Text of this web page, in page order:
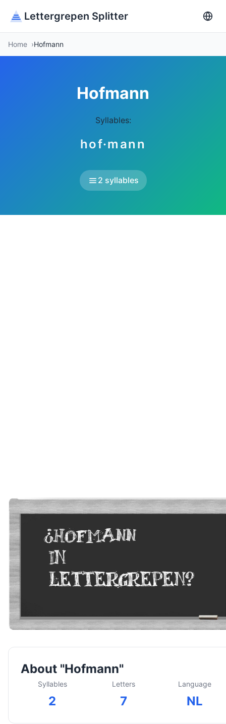
Lettergrepen Splitter
Home Hofmann
Hofmann
Syllables:
hof·mann
2 syllables
About "Hofmann"
Syllables
2
Letters
7
Language
NL